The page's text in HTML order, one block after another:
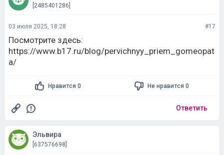
[2485401286]
03 июля 2025, 18:28 #17
Посмотрите здесь:
https://www.b17.ru/blog/pervichnyy_priem_gomeopat
a/
Нравится 0 Не нравится 0
Ответить
Эльвира
[637576698]